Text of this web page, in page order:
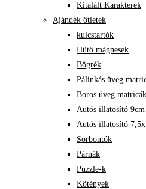
Kitalált Karakterek
Ajándék ötletek
kulcstartók
Hűtő mágnesek
Bögrék
Pálinkás üveg
Boros üveg matricák
Autós illatosító 9cm
Autós illatosító
Sörbontók
Párnák
Puzzle-k
Kötények